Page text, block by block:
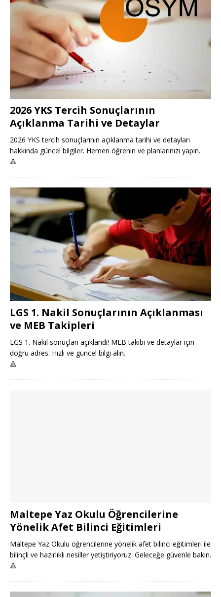
2026 YKS Tercih Sonuçlarının
Açıklanma Tarihi ve Detaylar
2026 YKS tercih sonuçlarının açıklanma tarihi ve detayları
hakkında güncel bilgiler. Hemen öğrenin ve planlarınızı yapın.
🔺
LGS 1. Nakil Sonuçlarının Açıklanması
ve MEB Takipleri
LGS 1. Nakil sonuçları açıklandı! MEB takibi ve detaylar için
doğru adres. Hızlı ve güncel bilgi alın.
🔺
Maltepe Yaz Okulu Öğrencilerine
Yönelik Afet Bilinci Eğitimleri
Maltepe Yaz Okulu öğrencilerine yönelik afet bilinci eğitimleri ile
bilinçli ve hazırlıklı nesiller yetiştiriyoruz. Geleceğe güvenle bakın.
🔺